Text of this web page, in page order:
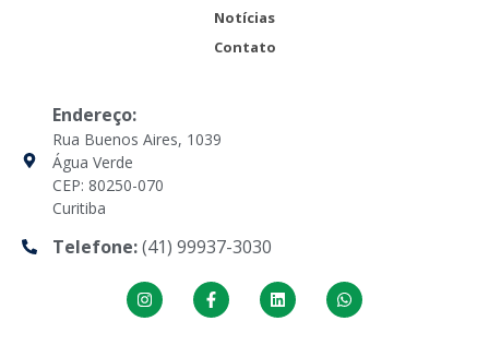
Notícias
Contato
Endereço:
Rua Buenos Aires, 1039
Água Verde
CEP: 80250-070
Curitiba
Telefone:(41) 99937-3030